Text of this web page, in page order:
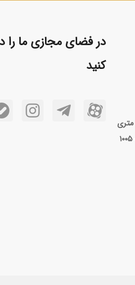
بزرگراه رسالت -نرسیده به ۱۶ متری
در فضای مجازی ما را
کنید